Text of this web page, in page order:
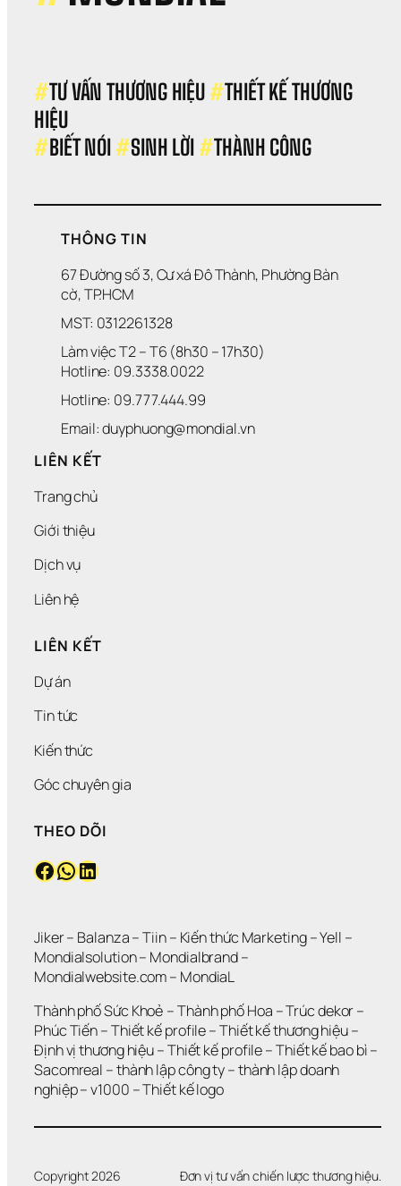
#TƯ VẤN THƯƠNG HIỆU #THIẾT KẾ THƯƠNG
HIỆU
#BIẾT NÓI #SINH LỜI #THÀNH CÔNG
THÔNG TIN
67 Đường số 3, Cư xá Đô Thành, Phường Bàn
cờ, TP.HCM
MST: 0312261328
Làm việc T2 – T6 (8h30 – 17h30)
Hotline: 09.3338.0022
Hotline: 09.777.444.99
Email: duyphuong@mondial.vn
LIÊN KẾT
Trang chủ
Giới thiệu
Dịch vụ
Liên hệ
LIÊN KẾT
Dự án
Tin tức
Kiến thức
Góc chuyên gia
THEO DÕI
Facebook WhatsApp LinkedIn
Jiker – Balanza – Tiin – Kiến thức Marketing – Yell
Mondialsolution – Mondialbrand
Mondialwebsite.com – MondiaL
Thành phố Sức Khoẻ – Thành phố Hoa – Trúc dekor
Phúc Tiến – Thiết kế profile – Thiết kế thương hiệu
Định vị thương hiệu – Thiết kế profile – Thiết kế bao bì
Sacomreal – thành lập công ty – thành lập doanh
nghiệp – v1000 – Thiết kế logo
Copyright 2026 Đơn vị tư vấn chiến lược thương hiệu.